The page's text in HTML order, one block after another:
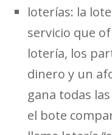
loterías: la
servicio que
lotería, los
dinero y un
gana todas
el bote